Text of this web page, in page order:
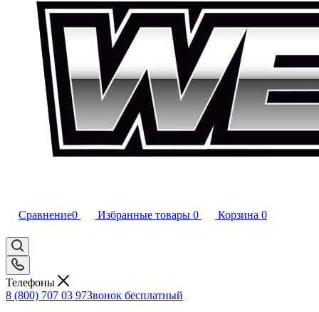
Сравнение0 Избранные товары 0 Корзина 0
Телефоны
8 (800) 707 03 97Звонок бесплатный